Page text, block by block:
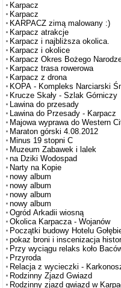
Karpacz
Karpacz
KARPACZ zimą malowany :)
Karpacz atrakcje
Karpacz i najbliższa okolica.
Karpacz i okolice
Karpacz Okres Bożego
Karpacz trasa rowerowa
Karpacz z drona
KOPA - Kompleks Narciarski
Krucze Skały - Szlak Górniczy
Lawina do przesady
Lawina do Przesady - Karpacz
Majowa wyprawa do Western
Maraton górski 4.08.2012
Minus 19 stopni C
Muzeum Zabawek i lalek
na Dziki Wodospad
Narty na Kopie
nowy album
nowy album
nowy album
nowy album
Ogród Arkadii wiosną
Okolica Karpacza - Wojanów
Początki budowy Hotelu
pokaz broni i inscenizacja
Przy wyciągu relaks koło
Przyroda
Relacja z wycieczki -
Rodzinny Zjazd Gwiazd
Rodzinny zjazd gwiazd w